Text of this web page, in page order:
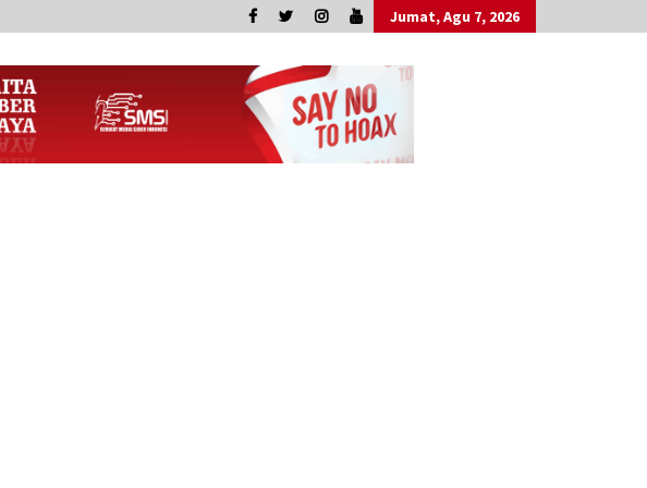
Jumat, Agu 7, 2026